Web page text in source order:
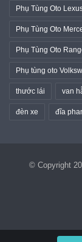
Phụ Tùng Oto
Phụ Tùng Oto
Phụ Tùng Oto
Phụ tùng oto
thước lái van
đèn xe đĩa
© Copyright